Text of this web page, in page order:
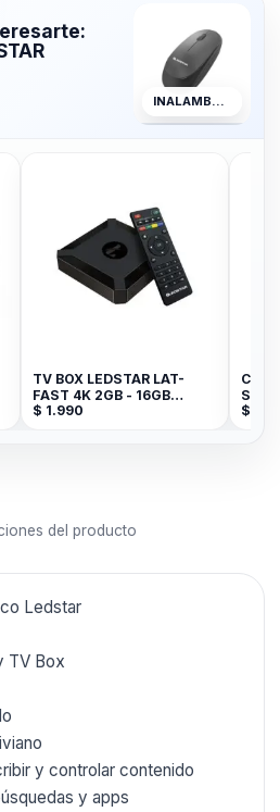
INALAMBRICO LEDSTAR
TV BOX LEDSTAR LAT-
FAST 4K 2GB - 16GB
ANDROI 10
$ 1.990
P/
$
del producto
Ledstar
TV Box
y controlar contenido
y apps